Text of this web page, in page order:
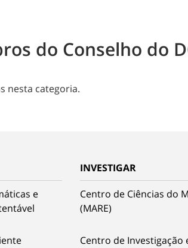
do Conselho do
nesta categoria.
e
INVESTIGAR
Centro de Ciências do
(MARE)
Centro de Investigação